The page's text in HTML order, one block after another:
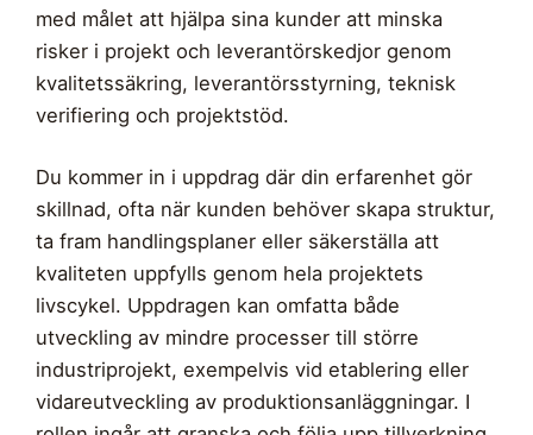
med målet att hjälpa sina kunder att minska
risker i projekt och leverantörskedjor genom
kvalitetssäkring, leverantörsstyrning, teknisk
verifiering och projektstöd.
Du kommer in i uppdrag där din erfarenhet gör
skillnad, ofta när kunden behöver skapa struktur,
ta fram handlingsplaner eller säkerställa att
kvaliteten uppfylls genom hela projektets
livscykel. Uppdragen kan omfatta både
utveckling av mindre processer till större
industriprojekt, exempelvis vid etablering eller
vidareutveckling av produktionsanläggningar. I